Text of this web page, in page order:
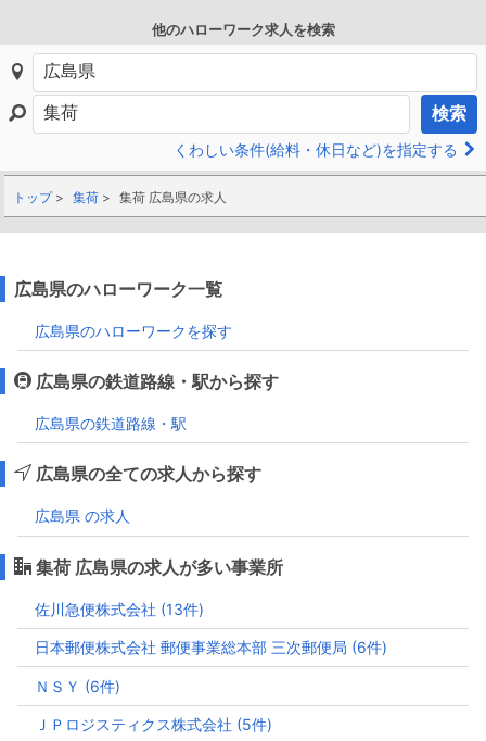
他のハローワーク求人を検索
検索
くわしい条件(給料・休日など)を指定する
トップ 集荷 集荷 広島県の求人
広島県のハローワーク一覧
広島県のハローワークを探す
広島県の鉄道路線・駅から探す
広島県の鉄道路線・駅
広島県の全ての求人から探す
広島県 の求人
集荷 広島県の求人が多い事業所
佐川急便株式会社 (13件)
日本郵便株式会社 郵便事業総本部 三次郵便局 (6件)
ＮＳＹ (6件)
ＪＰロジスティクス株式会社 (5件)